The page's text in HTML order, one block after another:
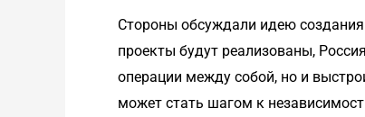
Стороны обсуждали идею
проекты будут реализованы,
операции между собой, но и
может стать шагом к